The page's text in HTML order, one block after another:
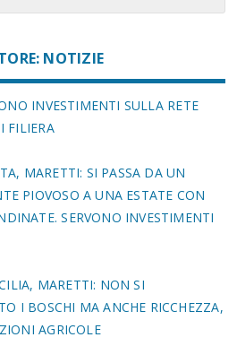
NOTIZIE
INVESTIMENTI SULLA RETE
FILIERA
MARETTI: SI PASSA DA UN
PIOVOSO A UNA ESTATE CON
SERVONO INVESTIMENTI
MARETTI: NON SI
I BOSCHI MA ANCHE RICCHEZZA,
AGRICOLE